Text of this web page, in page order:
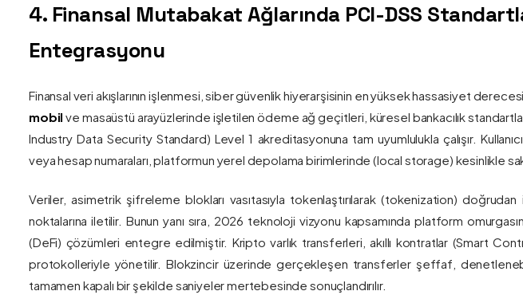
4. Finansal Mutabakat Ağlarında PCI-DSS
Entegrasyonu
Finansal veri akışlarının işlenmesi, siber güvenlik hiyerarşisinin en yüksek hassasiyet
mobil ve masaüstü arayüzlerinde işletilen ödeme ağ geçitleri, küresel bankacılık
Industry Data Security Standard) Level 1 akreditasyonuna tam uyumlulukla çalışır.
veya hesap numaraları, platformun yerel depolama birimlerinde (local storage) kesinlikle
Veriler, asimetrik şifreleme blokları vasıtasıyla tokenlaştırılarak (tokenization)
noktalarına iletilir. Bunun yanı sıra, 2026 teknoloji vizyonu kapsamında platform
(DeFi) çözümleri entegre edilmiştir. Kripto varlık transferleri, akıllı kontratlar (Smart
protokolleriyle yönetilir. Blokzincir üzerinde gerçekleşen transferler şeffaf,
tamamen kapalı bir şekilde saniyeler mertebesinde sonuçlandırılır.